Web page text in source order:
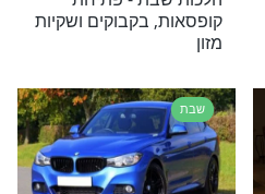
הלכות שבת - הכנה להדלקת
נרות השבת